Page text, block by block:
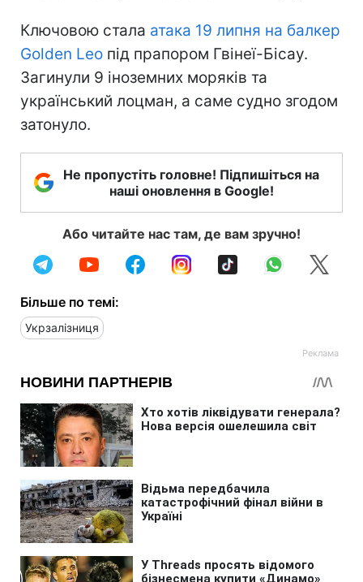
Ключовою стала атака 19 липня на балкер
Golden Leo під прапором Гвінеї-Бісау.
Загинули 9 іноземних моряків та
український лоцман, а саме судно згодом
затонуло.
Не пропустіть головне! Підпишіться на
наші оновлення в Google!
Або читайте нас там, де вам зручно!
Більше по темі:
Укрзалізниця